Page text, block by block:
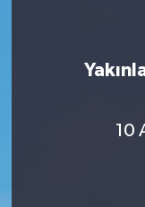
10